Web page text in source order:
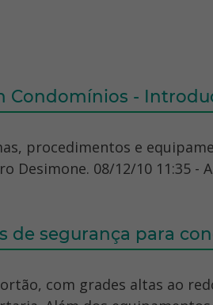
Condomínios -
procedimentos e
Desimone. 08/12/10 11:35 -
de segurança para
com grades altas ao